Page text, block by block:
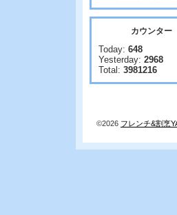
カウンター
Today: 648
Yesterday: 2968
Total: 3981216
©2026 フレンチ&割烹